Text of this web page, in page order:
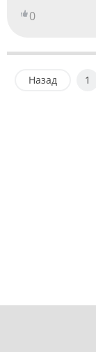
0
Назад 1